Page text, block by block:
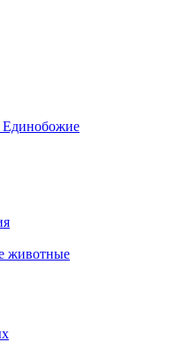
Единобожие
животные